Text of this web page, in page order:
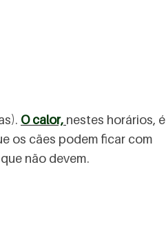
O calor, nestes horários, é
os cães podem ficar com
não devem.